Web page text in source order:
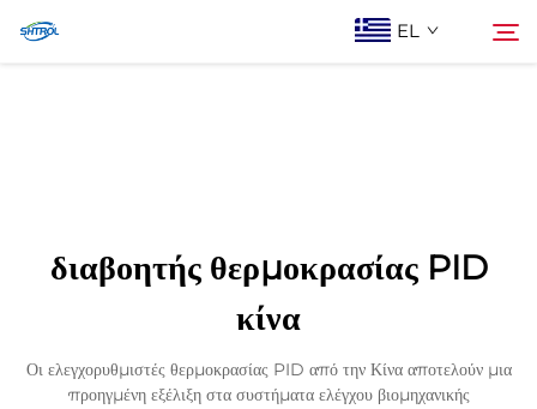
EL
Επικοινωνία Με Ας
διαβοητής θερμοκρασίας PID
κίνα
Οι ελεγχορυθμιστές θερμοκρασίας PID από την Κίνα αποτελούν μια
προηγμένη εξέλιξη στα συστήματα ελέγχου βιομηχανικής